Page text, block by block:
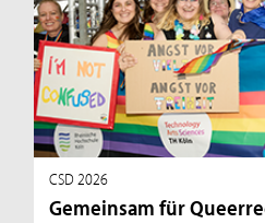
CSD 2026
Gemeinsam für